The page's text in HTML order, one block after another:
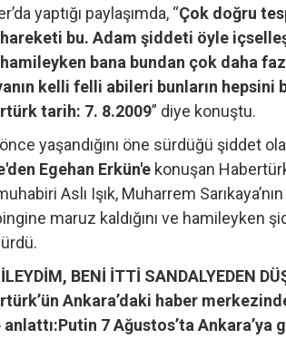
yaptığı paylaşımda, “Çok doğru
bu. Adam şiddeti öyle
bana bundan çok daha
kelli felli abileri bunların hepsini
tarih: 7. 8.2009” diye konuştu.
yaşandığını öne sürdüğü şiddet
Egehan Erkün'e konuşan
Aslı Işık, Muharrem
maruz kaldığını ve hamileyken
BENİ İTTİ SANDALYEDEN
Ankara’daki haber
Putin 7 Ağustos’ta Ankara’ya